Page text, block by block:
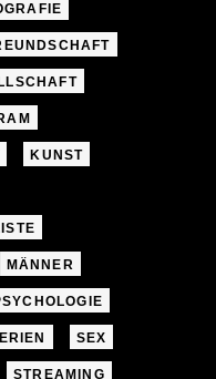
KUNST
MÄNNER
SEX
STREAMING